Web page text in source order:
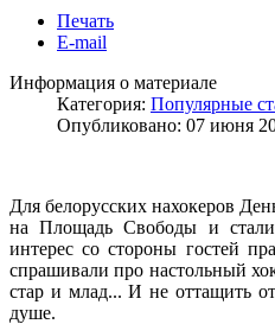
Печать
E-mail
Информация о материале
Категория: Популярные
Опубликовано: 07 июня
Для белорусских нахокеров
на Площадь Свободы и стали
интерес со стороны гостей
спрашивали про настольный
стар и млад... И не оттащить
душе.